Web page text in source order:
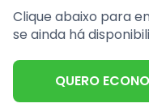
Clique abaixo para
se ainda há
QUERO